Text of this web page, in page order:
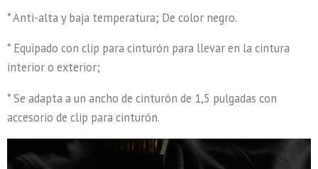
* Anti-alta y baja temperatura; De color negro.
* Equipado con clip para cinturón para llevar en la cintura
interior o exterior;
* Se adapta a un ancho de cinturón de 1,5 pulgadas con
accesorio de clip para cinturón.